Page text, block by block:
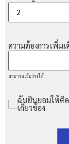
ความต้องการเพิ่มเ
สามารถเว้นว่างได้
ฉันยินยอมให้ติ
เกี่ยวข้อง